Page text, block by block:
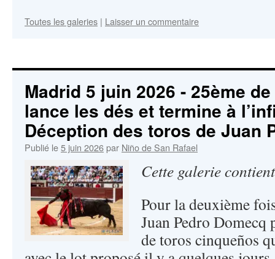
Toutes les galeries | Laisser un commentaire
Madrid 5 juin 2026 - 25ème
lance les dés et termine à
Déception des toros de Juan
Publié le5 juin 2026par Niño de San Rafael
Cette galerie
Pour la deuxième
Juan Pedro
de toros cinqueños